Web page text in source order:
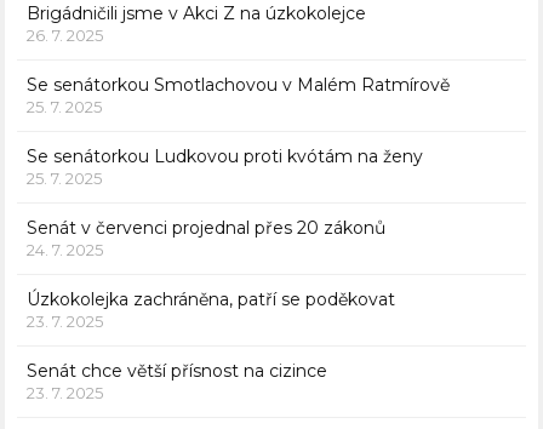
Brigádničili jsme v Akci Z na úzkokolejce
26. 7. 2025
Se senátorkou Smotlachovou v Malém Ratmírově
25. 7. 2025
Se senátorkou Ludkovou proti kvótám na ženy
25. 7. 2025
Senát v červenci projednal přes 20 zákonů
24. 7. 2025
Úzkokolejka zachráněna, patří se poděkovat
23. 7. 2025
Senát chce větší přísnost na cizince
23. 7. 2025